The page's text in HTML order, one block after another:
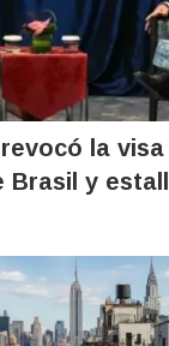
la
Brasil y